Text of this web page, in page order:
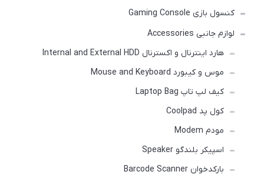
کنسول بازی Gaming Console
لوازم جانبی Accessories
هارد اینترنال و اکسترنال Internal and External HDD
موس و کیبورد Mouse and Keyboard
کیف لپ تاپ Laptop Bag
کول پد Coolpad
مودم Modem
اسپیکر بلندگو Speaker
بارکدخوان Barcode Scanner